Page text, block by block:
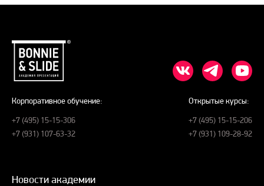
Корпоративное обучение:
+7 (495) 15-15-306
+7 (931) 107-63-32
Открытые курсы:
+7 (495) 15-15-206
+7 (931) 109-28-92
Новости академии